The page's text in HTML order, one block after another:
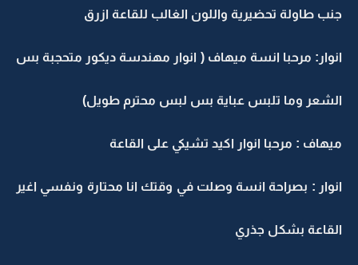
جنب طاولة تحضيرية واللون الغالب للقاعة ازرق
انوار: مرحبا انسة ميهاف ( انوار مهندسة ديكور متحجبة بس
الشعر وما تلبس عباية بس لبس محترم طويل)
ميهاف : مرحبا انوار اكيد تشيكي على القاعة
انوار : بصراحة انسة وصلت في وقتك انا محتارة ونفسي اغير
القاعة بشكل جذري